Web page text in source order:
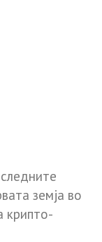
земја во
крипто-